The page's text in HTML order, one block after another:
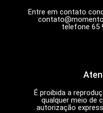
Entre em contato
telefone 65
É proibida a
qualquer meio de
autorização